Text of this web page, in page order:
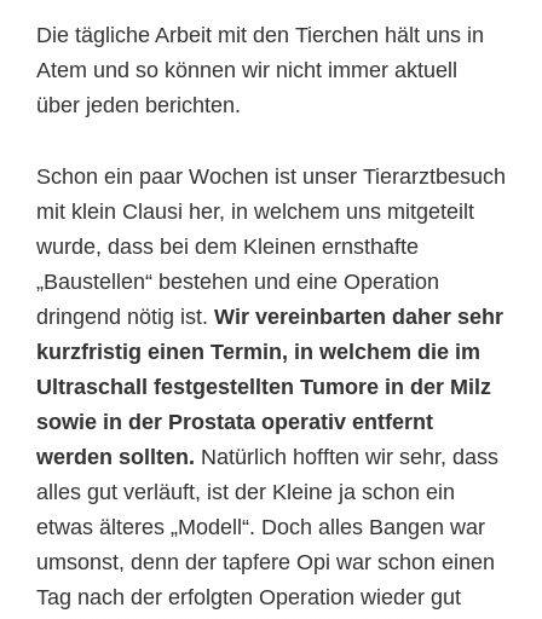
Die tägliche Arbeit mit den Tierchen hält uns in
Atem und so können wir nicht immer aktuell
über jeden berichten.
Schon ein paar Wochen ist unser Tierarztbesuch
mit klein Clausi her, in welchem uns mitgeteilt
wurde, dass bei dem Kleinen ernsthafte
„Baustellen“ bestehen und eine Operation
dringend nötig ist. Wir vereinbarten daher sehr
kurzfristig einen Termin, in welchem die im
Ultraschall festgestellten Tumore in der Milz
sowie in der Prostata operativ entfernt
werden sollten. Natürlich hofften wir sehr, dass
alles gut verläuft, ist der Kleine ja schon ein
etwas älteres „Modell“. Doch alles Bangen war
umsonst, denn der tapfere Opi war schon einen
Tag nach der erfolgten Operation wieder gut